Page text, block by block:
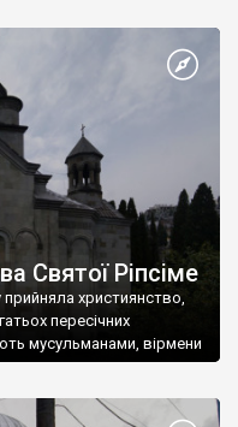
Василем-християнином.
Херсонесу Таврійського
Святої Ріпсіме
прийняла християнство,
пересічних
мусульманами, вірмени